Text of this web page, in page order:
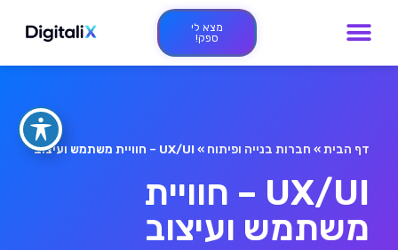
מצא לי
ספק!
דף הבית» חברות בנייה ופיתוח » UX/UI – חוויית משתמש ועיצוב
UX/UI – חוויית
משתמש ועיצוב